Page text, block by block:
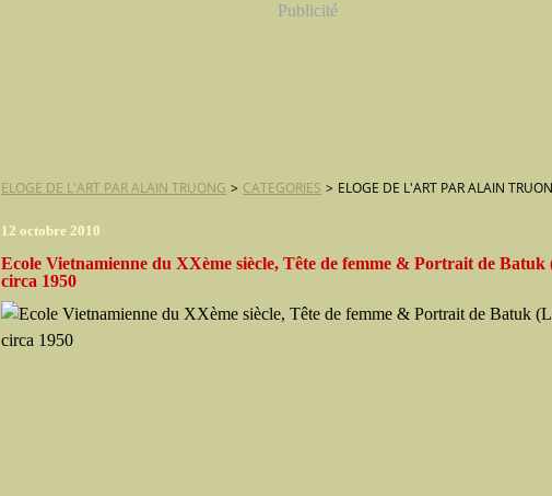
Publicité
ELOGE DE L'ART PAR ALAIN TRUONG > CATEGORIES > ELOGE DE L'ART PAR ALAIN
12 octobre 2010
Ecole Vietnamienne du XXème siècle, Tête de femme & Portrait de Batuk
circa 1950